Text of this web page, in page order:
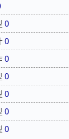
0
0
0
0
0
0
0